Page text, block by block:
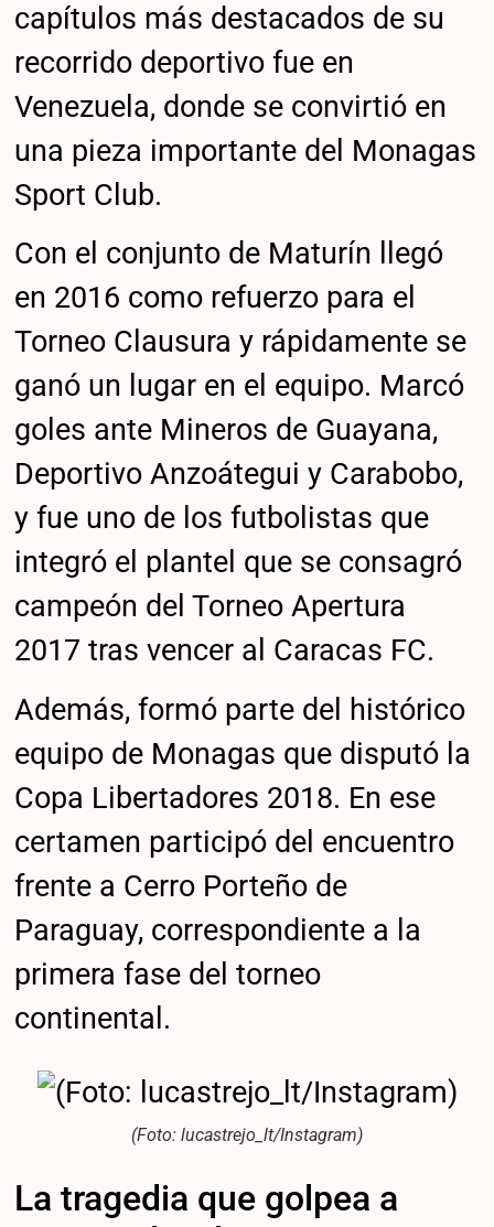
capítulos más destacados de su
recorrido deportivo fue en
Venezuela, donde se convirtió en
una pieza importante del Monagas
Sport Club.
Con el conjunto de Maturín llegó
en 2016 como refuerzo para el
Torneo Clausura y rápidamente se
ganó un lugar en el equipo. Marcó
goles ante Mineros de Guayana,
Deportivo Anzoátegui y Carabobo,
y fue uno de los futbolistas que
integró el plantel que se consagró
campeón del Torneo Apertura
2017 tras vencer al Caracas FC.
Además, formó parte del histórico
equipo de Monagas que disputó la
Copa Libertadores 2018. En ese
certamen participó del encuentro
frente a Cerro Porteño de
Paraguay, correspondiente a la
primera fase del torneo
continental.
(Foto: lucastrejo_lt/Instagram)
La tragedia que golpea a